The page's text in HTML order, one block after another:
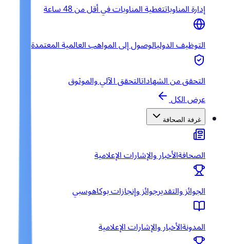
إدارة المناوباتتغطية المناوبات في أقل من 48 ساعة
التوظيف الدوليالوصول إلى المواهب العالمية المعتمدة
التحقق من الشهاداتالتحقق الآلي والموثوق
عرض الكل
غرفة الصحافة
الصحافةالأخبار والإشارات الإعلامية
الجوائز والتقديرجوائز وإنجازات بوكاهوسبي
المدونةالأخبار والإشارات الإعلامية